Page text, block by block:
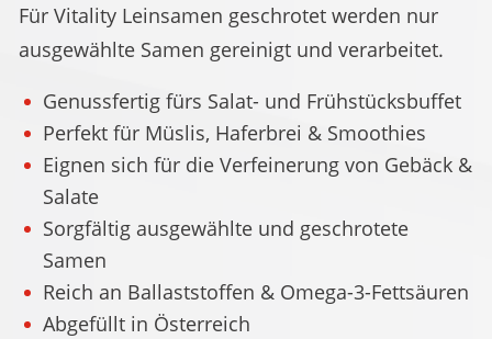
Für Vitality Leinsamen geschrotet werden nur
ausgewählte Samen gereinigt und verarbeitet.
Genussfertig fürs Salat- und Frühstücksbuffet
Perfekt für Müslis, Haferbrei & Smoothies
Eignen sich für die Verfeinerung von Gebäck &
Salate
Sorgfältig ausgewählte und geschrotete
Samen
Reich an Ballaststoffen & Omega-3-Fettsäuren
Abgefüllt in Österreich